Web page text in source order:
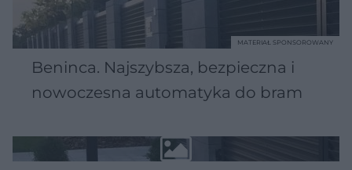
Beninca. Najszybsza, bezpieczna i
nowoczesna automatyka do bram
MATERIAŁ SPONSOROWANY